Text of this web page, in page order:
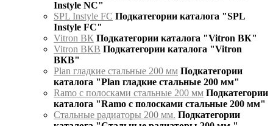
Instyle NC"
SPL Instyle FC Подкатегории каталога "SPL
Instyle FC"
Vitron ВК Подкатегории каталога "Vitron ВК"
Vitron ВКВ Подкатегории каталога "Vitron
ВКВ"
Plan гладкие стальные 200 мм Подкатегории
каталога "Plan гладкие стальные 200 мм"
Ramo с полосками стальные 200 мм Подкатегории
каталога "Ramo с полосками стальные 200 мм"
Стальные радиаторы 200 мм. Подкатегории